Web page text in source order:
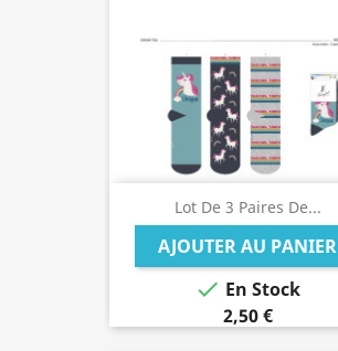
Lot De 3 Paires De...
AJOUTER AU PANIER
 En Stock
2,50 €